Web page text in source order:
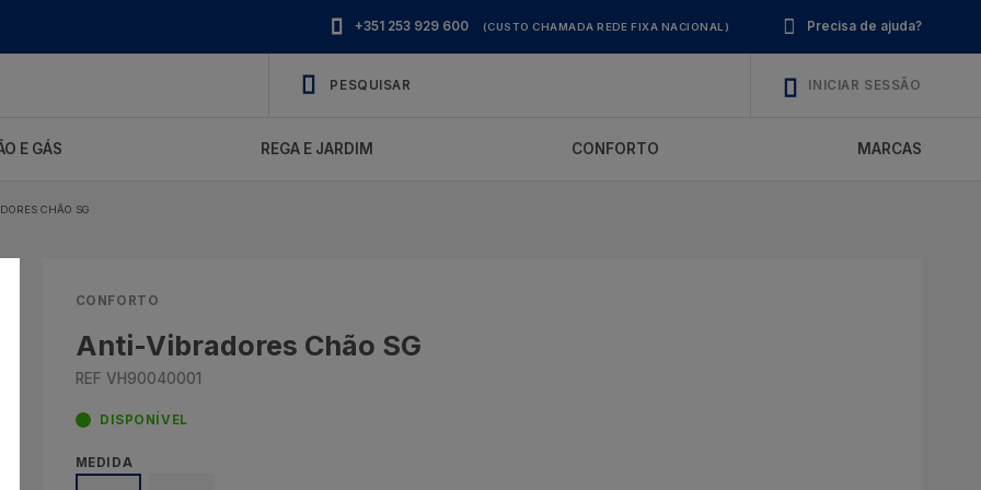
Precisa de ajuda?
+351 253 929 600 (CUSTO CHAMADA REDE FIXA NACIONAL)
INICIAR SESSÃO
E GÁS REGA E JARDIM CONFORTO MARCAS
CHÃO SG
CONFORTO
Anti-Vibradores Chão SG
REF VH90040001
DISPONÍVEL
MEDIDA